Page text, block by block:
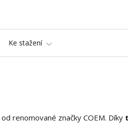
Ke stažení
od renomované značky COEM. Díky